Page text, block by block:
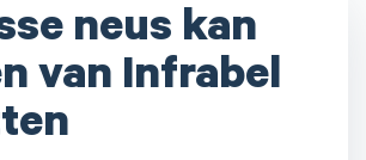
neus kan
van Infrabel